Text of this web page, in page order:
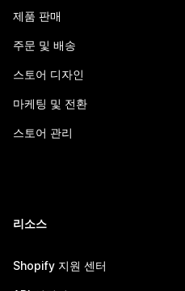
제품 판매
주문 및 배송
스토어 디자인
마케팅 및 전환
스토어 관리
리소스
Shopify 지원 센터